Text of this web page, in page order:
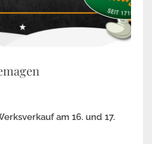
am 16. und 17.